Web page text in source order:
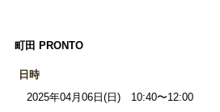
町田 PRONTO
日時
2025年04月06日(日) 10:40〜12:00